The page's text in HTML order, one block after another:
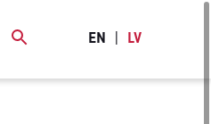
EN LV